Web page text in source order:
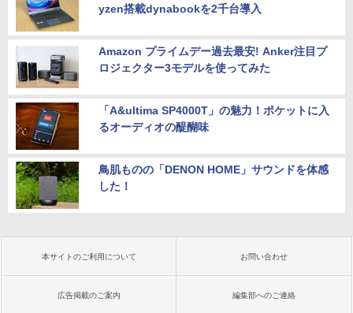
yzen搭載dynabookを2千台導入
Amazon プライムデー過去最安! Anker注目プ
ロジェクター3モデルを使ってみた
「A&ultima SP4000T」の魅力！ポケットに入
るオーディオの醍醐味
鳥肌ものの「DENON HOME」サウンドを体感
した！
本サイトのご利用について お問い合わせ
広告掲載のご案内 編集部へのご連絡